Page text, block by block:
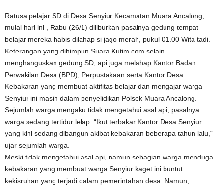
Ratusa pelajar SD di Desa Senyiur Kecamatan Muara Ancalong,
mulai hari ini , Rabu (26/1) diliburkan pasalnya gedung tempat
belajar mereka habis dilahap si jago merah, pukul 01.00 Wita tadi.
Keterangan yang dihimpun Suara Kutim.com selain
menghanguskan gedung SD, api juga melahap Kantor Badan
Perwakilan Desa (BPD), Perpustakaan serta Kantor Desa.
Kebakaran yang membuat aktifitas belajar dan mengajar warga
Senyiur ini masih dalam penyelidikan Polsek Muara Ancalong.
Sejumlah warga mengaku tidak mengetahui asal api, pasalnya
warga sedang tertidur lelap. “Ikut terbakar Kantor Desa Senyiur
yang kini sedang dibangun akibat kebakaran beberapa tahun lalu,”
ujar sejumlah warga.
Meski tidak mengetahui asal api, namun sebagian warga menduga
kebakaran yang membuat warga Senyiur kaget ini buntut
kekisruhan yang terjadi dalam pemerintahan desa. Namun,